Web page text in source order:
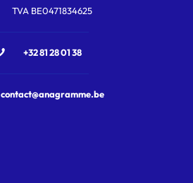
TVA BE0471834625
+32 81 28 01 38
contact@anagramme.be